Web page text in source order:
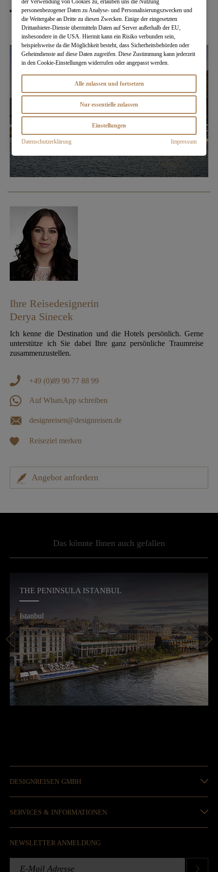
Bei Buchung bis 3 Tage vor Abreise erhalten Sie bis
zu 20% Ermäßigung
Ihre Reisedesignerin
Derya Sinecek
Ich kenne die Destination und die Hotels persönlich. Gerne
unterstütze ich Sie dabei Ihre ganz persönliche Traumreise
zusammenzustellen.
+49 (0)89 90 77 88 99
Auf WhatsApp schreiben
designreisen@designreisen.de
Reiseziel merken
Angebot anfordern
Das könnte Ihnen auch gefallen
THE PENINSULA ISTANBUL
Istanbul
DESIGNREISEN GMBH
SERVICES & INFORMATIONEN
NEWSLETTER ANMELDUNG
personenbezogener Daten zu Analyse- und Personalisierungszwecken und
die Weitergabe an Dritte zu diesen Zwecken. Einige der eingesetzten
Drittanbieter-Dienste übermitteln Daten auf Server außerhalb der EU,
insbesondere in die USA. Hiermit kann ein Risiko verbunden sein,
beispielsweise da die Möglichkeit besteht, dass Sicherheitsbehörden oder
Geheimdienste auf diese Daten zugreifen. Diese Zustimmung kann jederzeit
in den Cookie-Einstellungen widerrufen oder angepasst werden.
Alle zulassen und fortsetzen
Nur essentielle zulassen
Einstellungen
Datenschutzerklärung Impressum